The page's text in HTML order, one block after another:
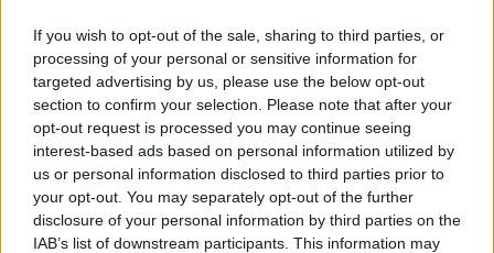
If you wish to opt-out of the sale, sharing to third parties, or
processing of your personal or sensitive information for
targeted advertising by us, please use the below opt-out
section to confirm your selection. Please note that after your
opt-out request is processed you may continue seeing
interest-based ads based on personal information utilized by
us or personal information disclosed to third parties prior to
your opt-out. You may separately opt-out of the further
disclosure of your personal information by third parties on the
IAB’s list of downstream participants. This information may
A tömeg együtt skandálta: "nem hagyjuk".
Elmondták, ha a polgári engedetlenséghez kell nyúlni, ott nagyon
nagy gond van. Felidézték a Belügyminisztérium
most futó online
kérdőívét i s, melybe az is belekerült, hogy a minisztérium szerint a
tanárok a diákokat is bevonják a tüntetésekbe. "Azonban ez nem így
van" - mondta az egyik diák, "mi magunktól állunk ki a
követeléseink mellett és nem állunk le amíg a követeléseinket nem
teljesítik" - tette hozzá.
17:35